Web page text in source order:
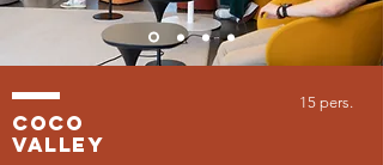
coco
valley
15 pers.